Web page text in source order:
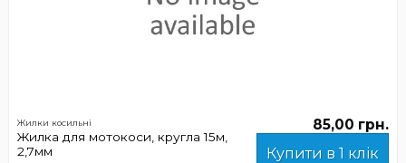
Жилки косильні
Жилка для мотокоси, кругла 15м,
2,7мм
85,00 грн.
Купити в 1 клік